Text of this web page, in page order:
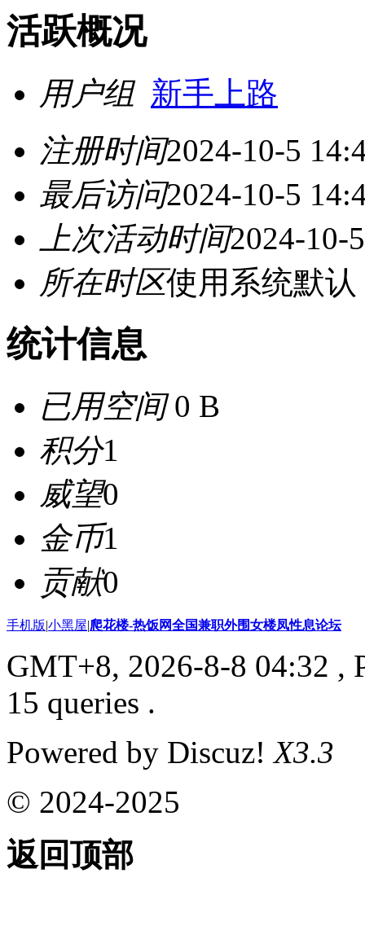
活跃概况
用户组 新手上路
注册时间2024-10-5
最后访问2024-10-5
上次活动时间2024-10-
所在时区使用系统默认
统计信息
已用空间0 B
积分1
威望0
金币1
贡献0
手机版|小黑屋|爬花楼-热饭网全国兼职外围女楼凤性息论坛
GMT+8, 2026-8-8 04:32 ,
15 queries .
Powered by Discuz!X3.3
© 2024-2025
返回顶部